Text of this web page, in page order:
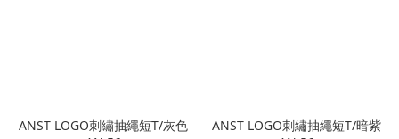
ANST LOGO刺繡抽繩短T/灰色
ANST LOGO刺繡抽繩短T/暗紫